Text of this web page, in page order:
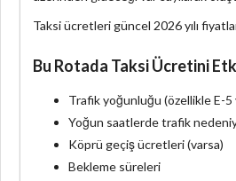
Taksi ücretleri güncel 2026 yılı
Bu Rotada Taksi Ücretini
Trafik yoğunluğu (özellikle E-
Yoğun saatlerde trafik
Köprü geçiş ücretleri (varsa)
Bekleme süreleri